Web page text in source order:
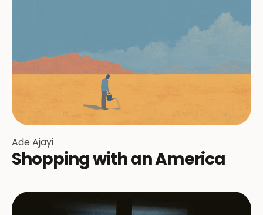
Ade Ajayi
Shopping with an America